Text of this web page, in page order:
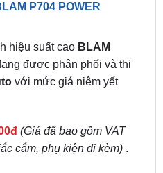
P704 POWER
hiệu suất cao BLAM
được phân phối và thi
với mức giá niêm yết
(Giá đã bao gồm VAT
cắm, phụ kiện đi kèm) .